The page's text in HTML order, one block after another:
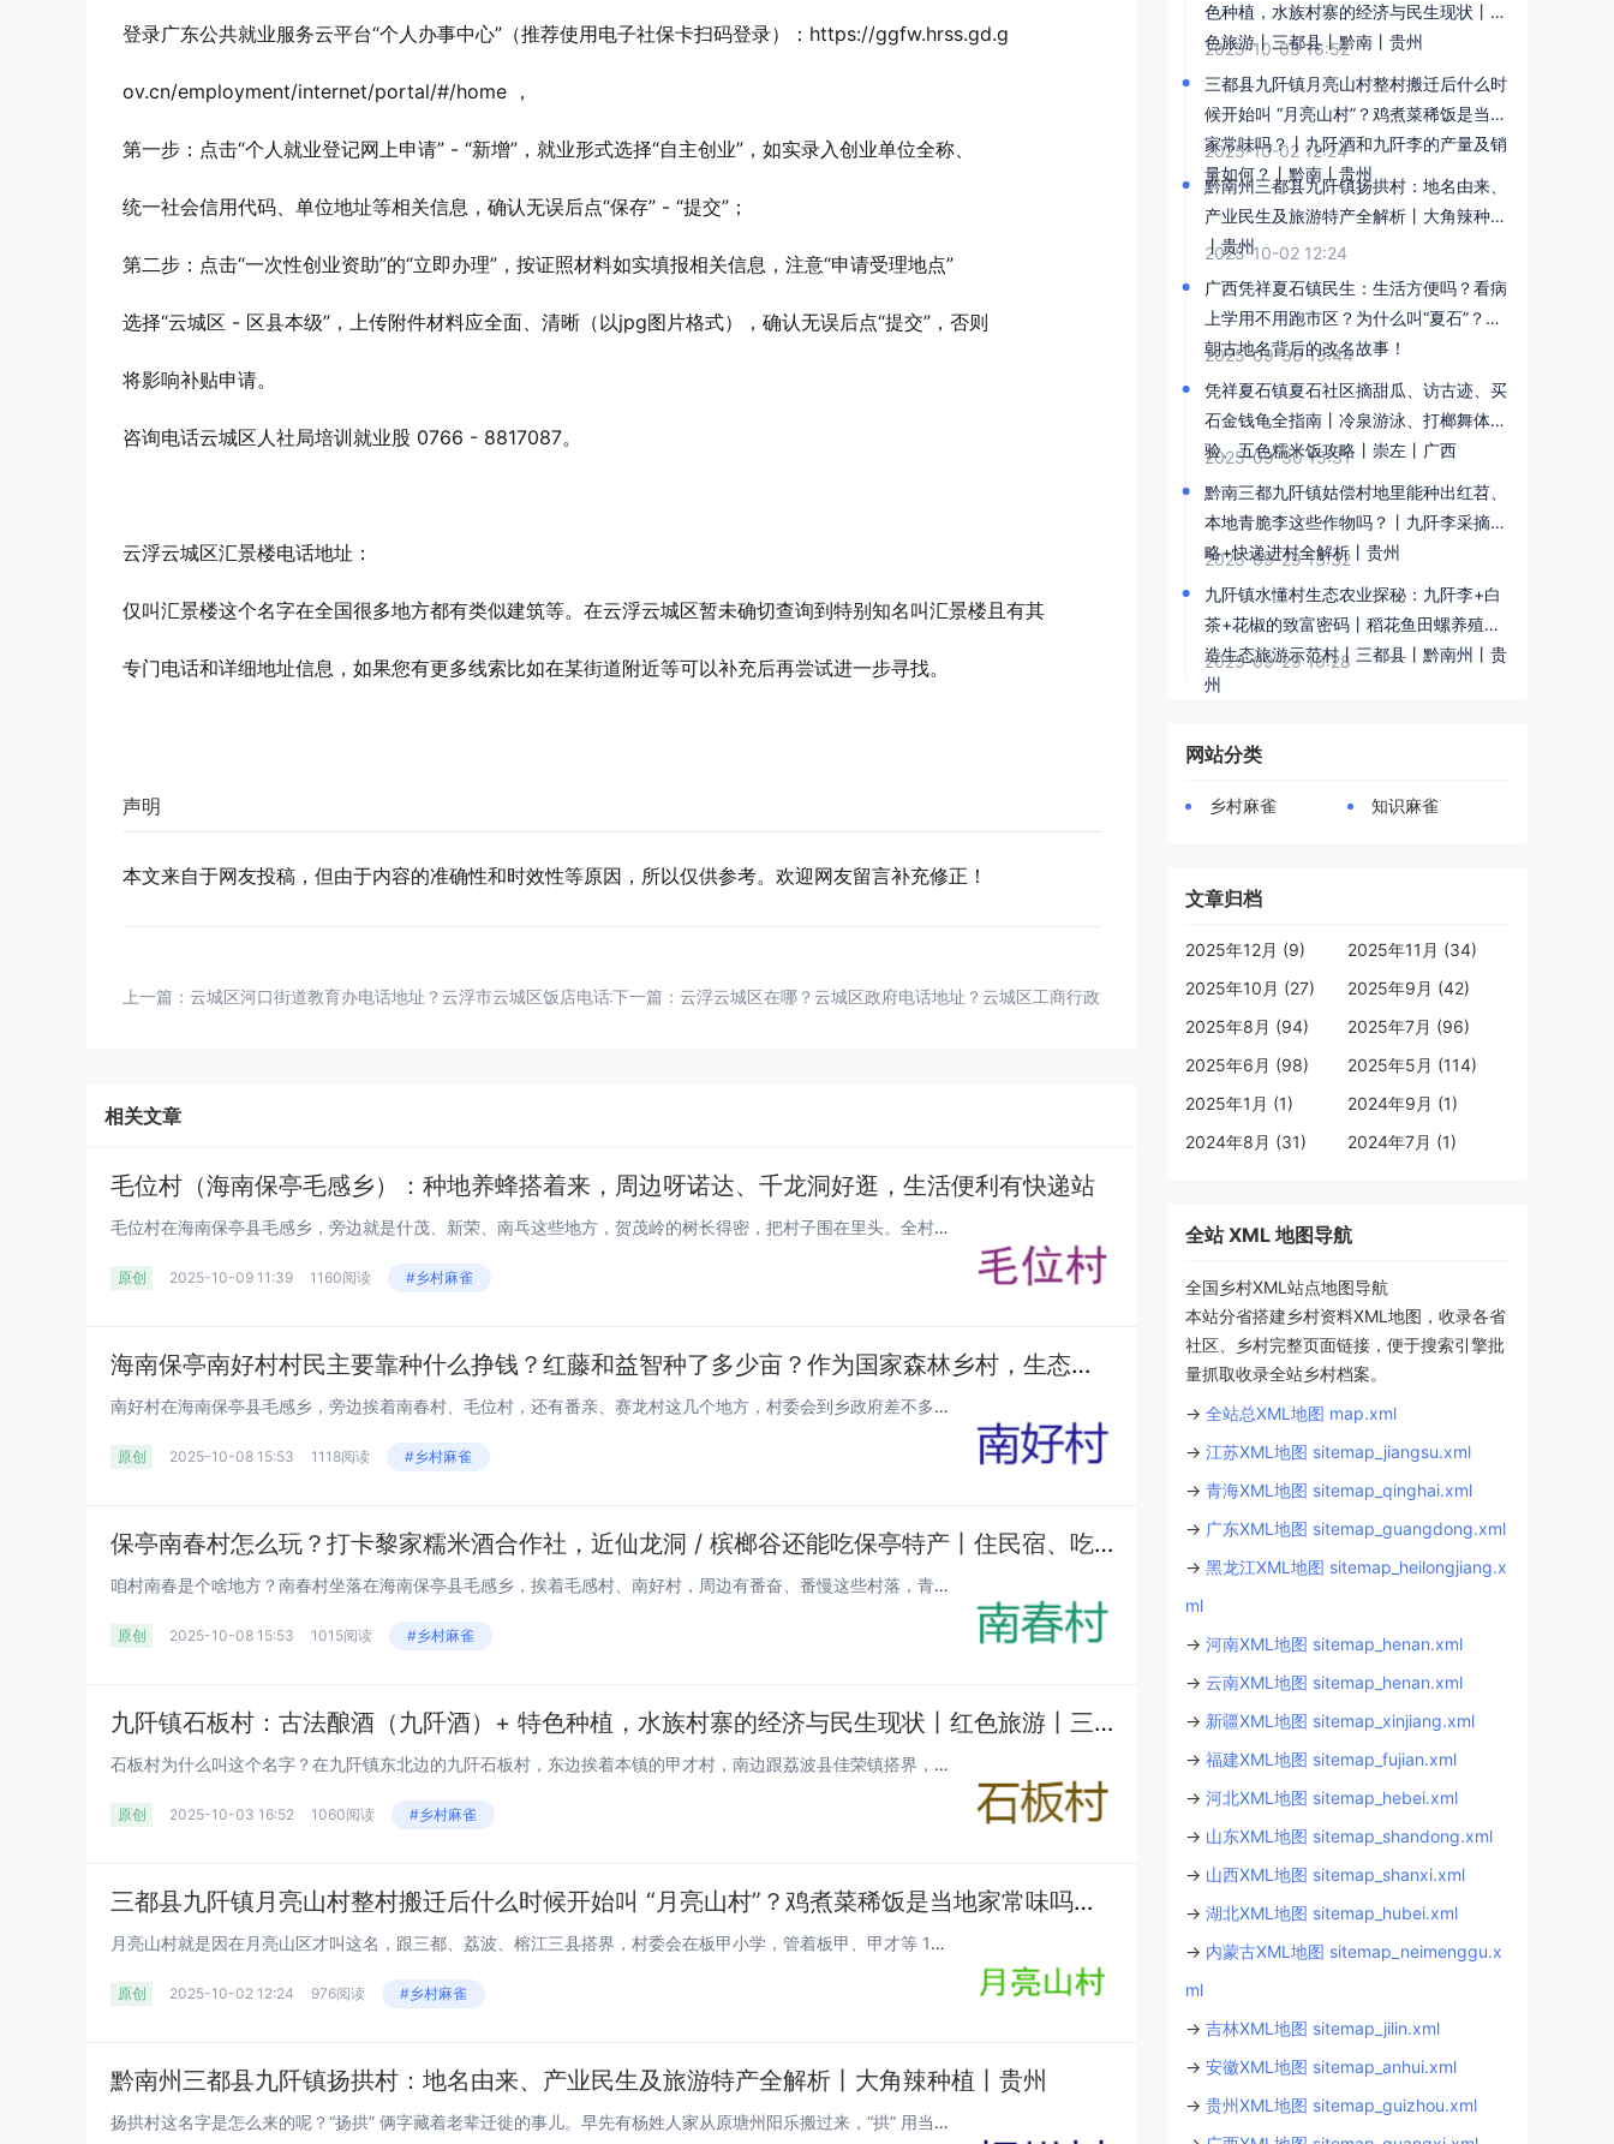
登录广东公共就业服务云平台“个人办事中心”（推荐使用电子社保卡扫码登录）：https://ggfw.hrss.gd.g
ov.cn/employment/internet/portal/#/home ，
第一步：点击“个人就业登记网上申请” - “新增”，就业形式选择“自主创业”，如实录入创业单位全称、
统一社会信用代码、单位地址等相关信息，确认无误后点“保存” - “提交”；
第二步：点击“一次性创业资助”的“立即办理”，按证照材料如实填报相关信息，注意“申请受理地点”
选择“云城区 - 区县本级”，上传附件材料应全面、清晰（以jpg图片格式），确认无误后点“提交”，否则
将影响补贴申请。
咨询电话云城区人社局培训就业股 0766 - 8817087。
云浮云城区汇景楼电话地址：
仅叫汇景楼这个名字在全国很多地方都有类似建筑等。在云浮云城区暂未确切查询到特别知名叫汇景楼且有其
专门电话和详细地址信息，如果您有更多线索比如在某街道附近等可以补充后再尝试进一步寻找。
声明
本文来自于网友投稿，但由于内容的准确性和时效性等原因，所以仅供参考。欢迎网友留言补充修正！
上一篇： 云城区河口街道教育办电话地址？云浮市云城区饭店电话地址？云浮云城区雍景园楼盘价格？
下一篇： 云浮云城区在哪？云城区政府电话地址？云城区工商行政管理局电话地址？
相关文章
毛位村（海南保亭毛感乡）：种地养蜂搭着来，周边呀诺达、千龙洞好逛，生活便利有快递站
毛位村在海南保亭县毛感乡，旁边就是什茂、新荣、南乓这些地方，贺茂岭的树长得密，把村子围在里头。全村大概八百来号人，分在...
原创 2025-10-09 11:39 1160阅读 #乡村麻雀
海南保亭南好村村民主要靠种什么挣钱？红藤和益智种了多少亩？作为国家森林乡村，生态环境到底怎么样？
南好村在海南保亭县毛感乡，旁边挨着南春村、毛位村，还有番亲、赛龙村这几个地方，村委会到乡政府差不多 9 公里路。全村有...
原创 2025-10-08 15:53 1118阅读 #乡村麻雀
保亭南春村怎么玩？打卡黎家糯米酒合作社，近仙龙洞 / 槟榔谷还能吃保亭特产丨住民宿、吃长桌宴丨海南
咱村南春是个啥地方？南春村坐落在海南保亭县毛感乡，挨着毛感村、南好村，周边有番奋、番慢这些村落，青前岭就在附近。这里天蓝...
原创 2025-10-08 15:53 1015阅读 #乡村麻雀
九阡镇石板村：古法酿酒（九阡酒）+ 特色种植，水族村寨的经济与民生现状丨红色旅游丨三都县丨黔南丨贵州
石板村为什么叫这个名字？在九阡镇东北边的九阡石板村，东边挨着本镇的甲才村，南边跟荔波县佳荣镇搭界，西边连姑偿村，北边靠母...
原创 2025-10-03 16:52 1060阅读 #乡村麻雀
三都县九阡镇月亮山村整村搬迁后什么时候开始叫 “月亮山村”？鸡煮菜稀饭是当地家常味吗？丨九阡酒和九阡李的产量及销量如何？丨黔南丨贵州
月亮山村就是因在月亮山区才叫这名，跟三都、荔波、榕江三县搭界，村委会在板甲小学，管着板甲、甲才等 16 个寨子，563...
原创 2025-10-02 12:24 976阅读 #乡村麻雀
黔南州三都县九阡镇扬拱村：地名由来、产业民生及旅游特产全解析丨大角辣种植丨贵州
扬拱村这名字是怎么来的呢？“扬拱” 俩字藏着老辈迁徙的事儿。早先有杨姓人家从原塘州阳乐搬过来，“拱” 用当地的话翻译就是...
色种植，水族村寨的经济与民生现状丨红
色旅游丨三都县丨黔南丨贵州
2025-10-03 16:52
三都县九阡镇月亮山村整村搬迁后什么时
候开始叫 “月亮山村”？鸡煮菜稀饭是当地
家常味吗？丨九阡酒和九阡李的产量及销
量如何？丨黔南丨贵州
2025-10-02 12:24
黔南州三都县九阡镇扬拱村：地名由来、
产业民生及旅游特产全解析丨大角辣种植
丨贵州
2025-10-02 12:24
广西凭祥夏石镇民生：生活方便吗？看病
上学用不用跑市区？为什么叫“夏石”？宋
朝古地名背后的改名故事！​
2025-09-30 15:44
凭祥夏石镇夏石社区摘甜瓜、访古迹、买
石金钱龟全指南丨冷泉游泳、打榔舞体
验、五色糯米饭攻略丨崇左丨广西
2025-09-30 15:31
黔南三都九阡镇姑偿村地里能种出红苕、
本地青脆李这些作物吗？丨九阡李采摘攻
略+快递进村全解析丨贵州
2025-09-29 13:32
九阡镇水懂村生态农业探秘：九阡李+白
茶+花椒的致富密码丨稻花鱼田螺养殖打
造生态旅游示范村丨三都县丨黔南州丨贵
州
2025-09-29 10:28
网站分类
乡村麻雀 知识麻雀
文章归档
2025年12月 (9)
2025年11月 (34)
2025年10月 (27)
2025年9月 (42)
2025年8月 (94)
2025年7月 (96)
2025年6月 (98)
2025年5月 (114)
2025年1月 (1)
2024年9月 (1)
2024年8月 (31)
2024年7月 (1)
全站 XML 地图导航
全国乡村XML站点地图导航
本站分省搭建乡村资料XML地图，收录各省
社区、乡村完整页面链接，便于搜索引擎批
量抓取收录全站乡村档案。
→ 全站总XML地图 map.xml
→ 江苏XML地图 sitemap_jiangsu.xml
→ 青海XML地图 sitemap_qinghai.xml
→ 广东XML地图 sitemap_guangdong.xml
→ 黑龙江XML地图 sitemap_heilongjiang.x
ml
→ 河南XML地图 sitemap_henan.xml
→ 云南XML地图 sitemap_henan.xml
→ 新疆XML地图 sitemap_xinjiang.xml
→ 福建XML地图 sitemap_fujian.xml
→ 河北XML地图 sitemap_hebei.xml
→ 山东XML地图 sitemap_shandong.xml
→ 山西XML地图 sitemap_shanxi.xml
→ 湖北XML地图 sitemap_hubei.xml
→ 内蒙古XML地图 sitemap_neimenggu.x
ml
→ 吉林XML地图 sitemap_jilin.xml
→ 安徽XML地图 sitemap_anhui.xml
→ 贵州XML地图 sitemap_guizhou.xml